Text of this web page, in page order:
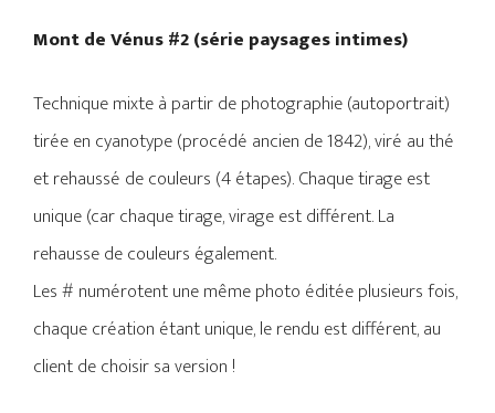
Mont de Vénus #2 (série paysages intimes)
Technique mixte à partir de photographie (autoportrait)
tirée en cyanotype (procédé ancien de 1842), viré au thé
et rehaussé de couleurs (4 étapes). Chaque tirage est
unique (car chaque tirage, virage est différent. La
rehausse de couleurs également.
Les # numérotent une même photo éditée plusieurs fois,
chaque création étant unique, le rendu est différent, au
client de choisir sa version !